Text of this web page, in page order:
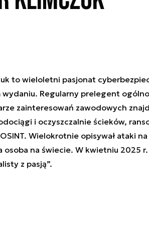
to wieloletni pasjonat
Regularny prelegent
zainteresowań zawodowych
i oczyszczalnie ścieków,
Wielokrotnie opisywał ataki
osoba na świecie. W kwietniu 2025 r.
z pasją”.